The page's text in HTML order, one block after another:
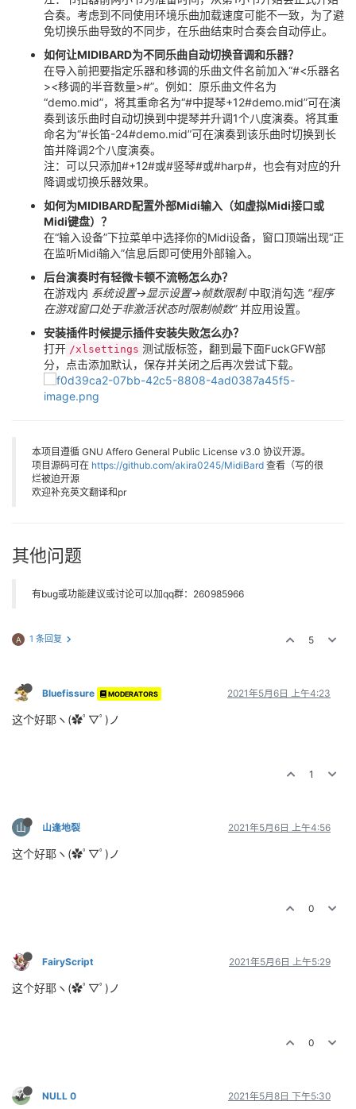
合奏。考虑到不同使用环境乐曲加载速度可能不一致，为了避
免切换乐曲导致的不同步，在乐曲结束时合奏会自动停止。
如何让MIDIBARD为不同乐曲自动切换音调和乐器？
在导入前把要指定乐器和移调的乐曲文件名前加入“#<乐器名
><移调的半音数量>#”。例如：原乐曲文件名为
“demo.mid”，将其重命名为“#中提琴+12#demo.mid”可在演
奏到该乐曲时自动切换到中提琴并升调1个八度演奏。将其重
命名为“#长笛-24#demo.mid”可在演奏到该乐曲时切换到长
笛并降调2个八度演奏。
注：可以只添加#+12#或#竖琴#或#harp#，也会有对应的升
降调或切换乐器效果。
如何为MIDIBARD配置外部Midi输入（如虚拟Midi接口或
Midi键盘）？
在“输入设备”下拉菜单中选择你的Midi设备，窗口顶端出现“正
在监听Midi输入”信息后即可使用外部输入。
后台演奏时有轻微卡顿不流畅怎么办？
在游戏内 系统设置→显示设置→帧数限制中取消勾选 “程序
在游戏窗口处于非激活状态时限制帧数”并应用设置。
安装插件时候提示插件安装失败怎么办？
打开 /xlsettings 测试版标签，翻到最下面FuckGFW部
分，点击添加默认，保存并关闭之后再次尝试下载。
本项目遵循 GNU Affero General Public License v3.0 协议开源。
项目源码可在 https://github.com/akira0245/MidiBard 查看（写的很
烂被迫开源
欢迎补充英文翻译和pr
其他问题
有bug或功能建议或讨论可以加qq群：260985966
A 1 条回复 5
Bluefissure MODERATORS 2021年5月6日 上午4:23
这个好耶ヽ(✿ﾟ▽ﾟ)ノ
1
山 山逢地裂 2021年5月6日 上午4:56
这个好耶ヽ(✿ﾟ▽ﾟ)ノ
0
FairyScript 2021年5月6日 上午5:29
这个好耶ヽ(✿ﾟ▽ﾟ)ノ
0
NULL 0 2021年5月8日 下午5:30